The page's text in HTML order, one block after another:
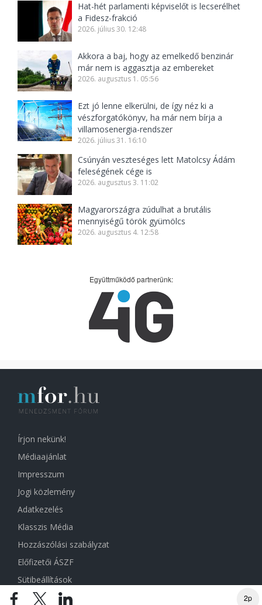
2p
Hat-hét parlamenti képviselőt is lecserélhet
a Fidesz-frakció
2026. július 30. 12:48
Akkora a baj, hogy az emelkedő benzinár
már nem is aggasztja az embereket
2026. augusztus 1. 05:56
Ezt jó lenne elkerülni, de így néz ki a
vészforgatókönyv, ha már nem bírja a
villamosenergia-rendszer
2026. július 31. 16:10
Csúnyán veszteséges lett Matolcsy Ádám
feleségének cége is
2026. augusztus 3. 11:02
Magyarországra zúdulhat a brutális
mennyiségű török gyümölcs
2026. augusztus 4. 12:58
Együttműködő partnerünk:
Írjon nekünk!
Médiaajánlat
Impresszum
Jogi közlemény
Adatkezelés
Klasszis Média
Hozzászólási szabályzat
Előfizetői ÁSZF
Sütibeállítások